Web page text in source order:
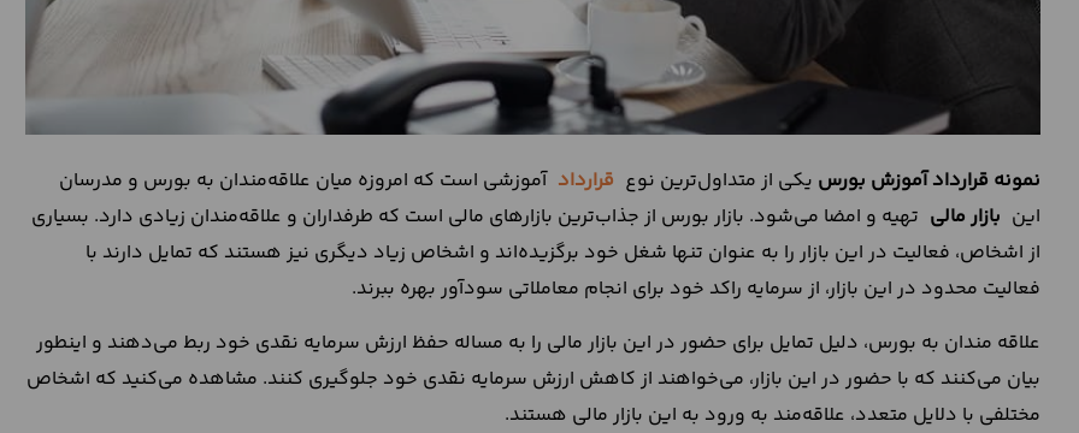
نمونه قرارداد آموزش بورس یکی از متداول‌ترین نوع قرارداد آموزشی است که امروزه میان علاقه‌مندان به بورس و مدرسان
این بازار مالی تهیه و امضا می‌شود. بازار بورس از جذاب‌ترین بازارهای مالی است که طرفداران و علاقه‌مندان زیادی دارد. بسیاری
از اشخاص، فعالیت در این بازار را به عنوان تنها شغل خود برگزیده‌اند و اشخاص زیاد دیگری نیز هستند که تمایل دارند با
فعالیت محدود در این بازار، از سرمایه راکد خود برای انجام معاملاتی سودآور بهره ببرند.
علاقه مندان به بورس، دلیل تمایل برای حضور در این بازار مالی را به مساله حفظ ارزش سرمایه نقدی خود ربط می‌دهند و اینطور
بیان می‌کنند که با حضور در این بازار، می‌خواهند از کاهش ارزش سرمایه نقدی خود جلوگیری کنند. مشاهده می‌کنید که اشخاص
مختلفی با دلایل متعدد، علاقه‌مند به ورود به این بازار مالی هستند.